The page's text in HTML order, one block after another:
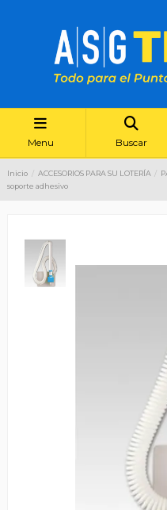
Menu Buscar
Inicio ACCESORIOS PARA SU LOTERÍA
soporte adhesivo